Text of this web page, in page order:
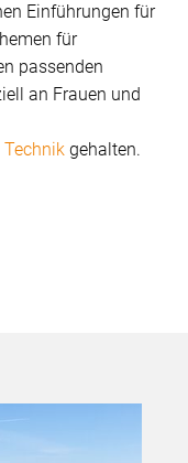
Einführungen für
für
passenden
an Frauen und
Technik gehalten.